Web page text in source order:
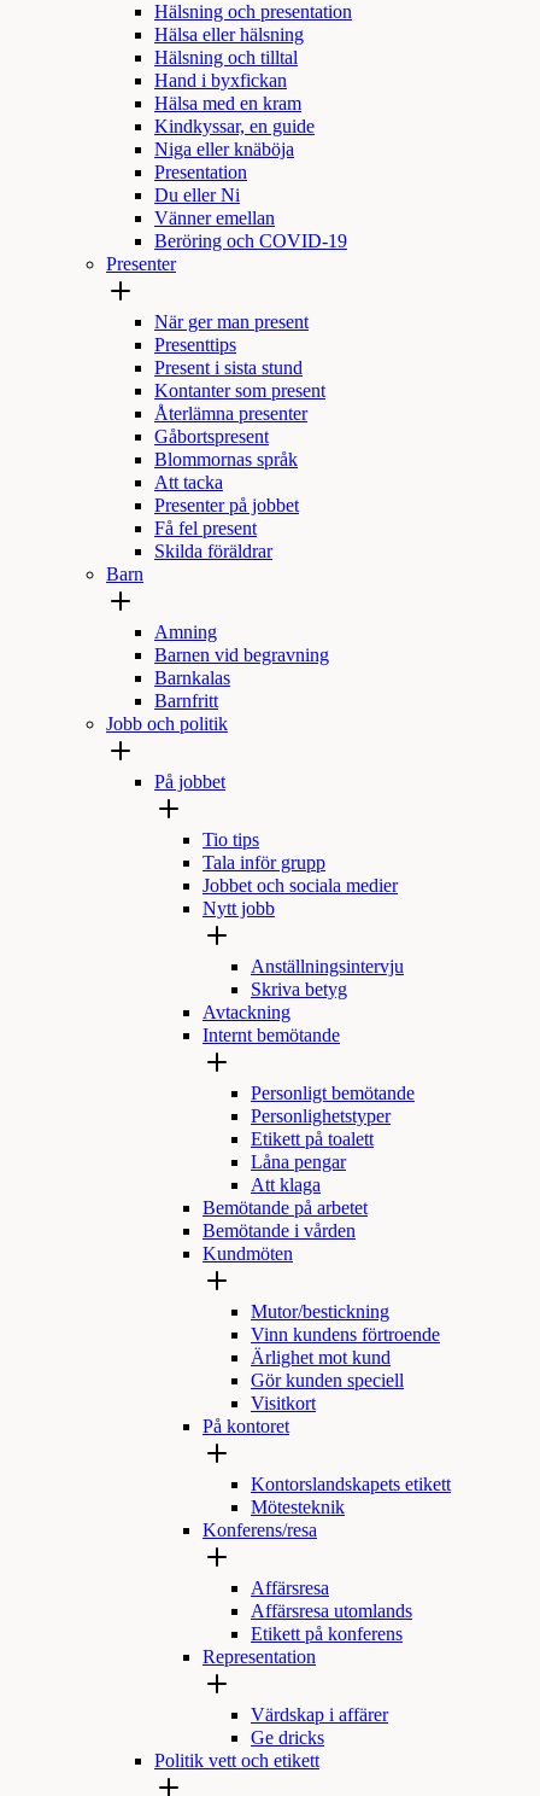
Hälsning och presentation
Hälsa eller hälsning
Hälsning och tilltal
Hand i byxfickan
Hälsa med en kram
Kindkyssar, en guide
Niga eller knäböja
Presentation
Du eller Ni
Vänner emellan
Beröring och COVID-19
Presenter
När ger man present
Presenttips
Present i sista stund
Kontanter som present
Återlämna presenter
Gåbortspresent
Blommornas språk
Att tacka
Presenter på jobbet
Få fel present
Skilda föräldrar
Barn
Amning
Barnen vid begravning
Barnkalas
Barnfritt
Jobb och politik
På jobbet
Tio tips
Tala inför grupp
Jobbet och sociala medier
Nytt jobb
Anställningsintervju
Skriva betyg
Avtackning
Internt bemötande
Personligt bemötande
Personlighetstyper
Etikett på toalett
Låna pengar
Att klaga
Bemötande på arbetet
Bemötande i vården
Kundmöten
Mutor/bestickning
Vinn kundens förtroende
Ärlighet mot kund
Gör kunden speciell
Visitkort
På kontoret
Kontorslandskapets etikett
Mötesteknik
Konferens/resa
Affärsresa
Affärsresa utomlands
Etikett på konferens
Representation
Värdskap i affärer
Ge dricks
Politik vett och etikett